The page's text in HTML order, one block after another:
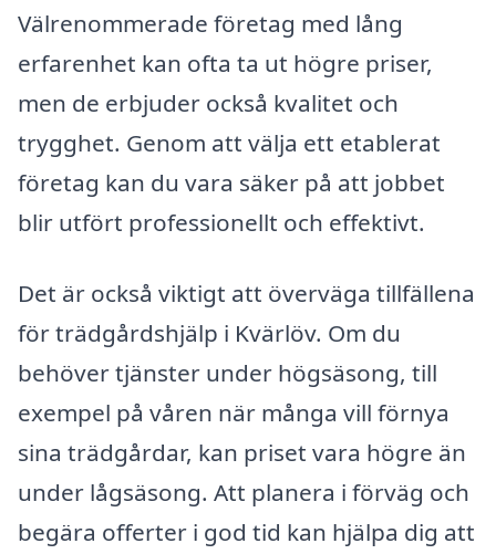
Välrenommerade företag med lång
erfarenhet kan ofta ta ut högre priser,
men de erbjuder också kvalitet och
trygghet. Genom att välja ett etablerat
företag kan du vara säker på att jobbet
blir utfört professionellt och effektivt.
Det är också viktigt att överväga tillfällena
för trädgårdshjälp i Kvärlöv. Om du
behöver tjänster under högsäsong, till
exempel på våren när många vill förnya
sina trädgårdar, kan priset vara högre än
under lågsäsong. Att planera i förväg och
begära offerter i god tid kan hjälpa dig att